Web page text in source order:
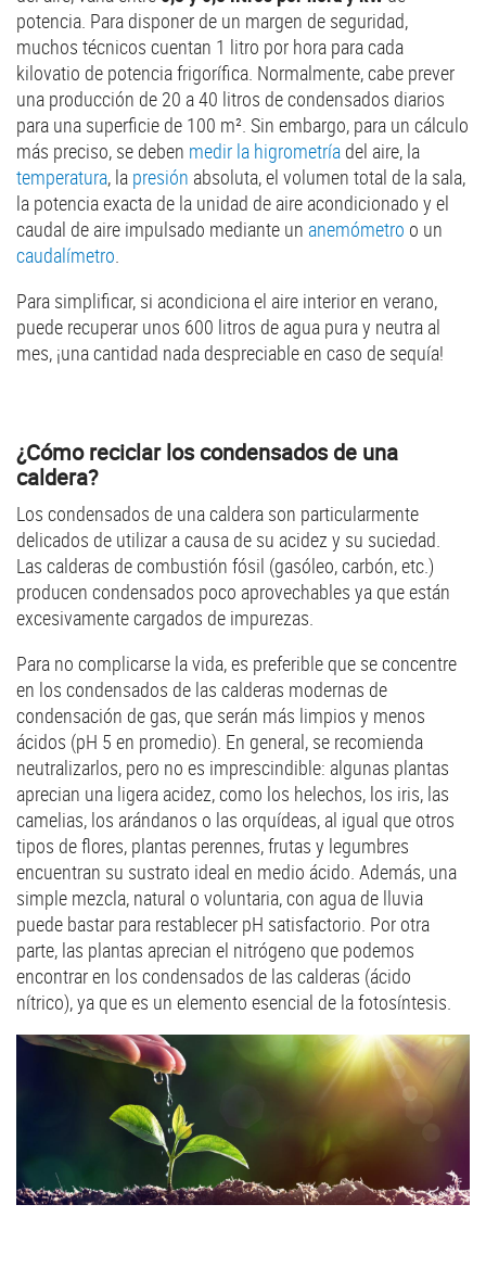
potencia. Para disponer de un margen de seguridad,
muchos técnicos cuentan 1 litro por hora para cada
kilovatio de potencia frigorífica. Normalmente, cabe prever
una producción de 20 a 40 litros de condensados diarios
para una superficie de 100 m². Sin embargo, para un cálculo
más preciso, se deben medir la higrometría del aire, la
temperatura, la presión absoluta, el volumen total de la sala,
la potencia exacta de la unidad de aire acondicionado y el
caudal de aire impulsado mediante un anemómetro o un
caudalímetro.
Para simplificar, si acondiciona el aire interior en verano,
puede recuperar unos 600 litros de agua pura y neutra al
mes, ¡una cantidad nada despreciable en caso de sequía!
¿Cómo reciclar los condensados de una
caldera?
Los condensados de una caldera son particularmente
delicados de utilizar a causa de su acidez y su suciedad.
Las calderas de combustión fósil (gasóleo, carbón, etc.)
producen condensados poco aprovechables ya que están
excesivamente cargados de impurezas.
Para no complicarse la vida, es preferible que se concentre
en los condensados de las calderas modernas de
condensación de gas, que serán más limpios y menos
ácidos (pH 5 en promedio). En general, se recomienda
neutralizarlos, pero no es imprescindible: algunas plantas
aprecian una ligera acidez, como los helechos, los iris, las
camelias, los arándanos o las orquídeas, al igual que otros
tipos de flores, plantas perennes, frutas y legumbres
encuentran su sustrato ideal en medio ácido. Además, una
simple mezcla, natural o voluntaria, con agua de lluvia
puede bastar para restablecer pH satisfactorio. Por otra
parte, las plantas aprecian el nitrógeno que podemos
encontrar en los condensados de las calderas (ácido
nítrico), ya que es un elemento esencial de la fotosíntesis.